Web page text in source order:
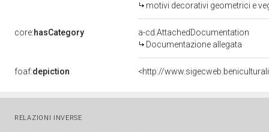
motivi decorativi geometrici e
core:hasCategory
a-cd:AttachedDocumentation
Documentazione allegata
foaf:depiction <http://
RELAZIONI INVERSE